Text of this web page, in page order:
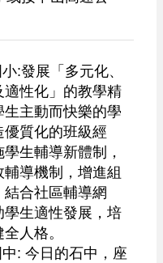
:發展「多元化、
適性化」的教學精
生主動而快樂的學
優質化的班級經
生輔導新體制，
輔導機制，增進組
結合社區輔導網
學生適性發展，培
人格。
: 今日的石中，座